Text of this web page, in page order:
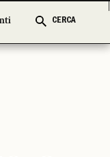
CERCA
CERCA